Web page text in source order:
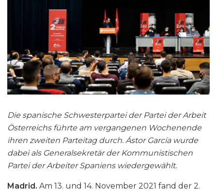
Die spanische Schwesterpartei der Partei der Arbeit
Österreichs führte am vergangenen Wochenende
ihren zweiten Parteitag durch. Ástor García wurde
dabei als Generalsekretär der Kommunistischen
Partei der Arbeiter Spaniens wiedergewählt.
Madrid. Am 13. und 14. November 2021 fand der 2.